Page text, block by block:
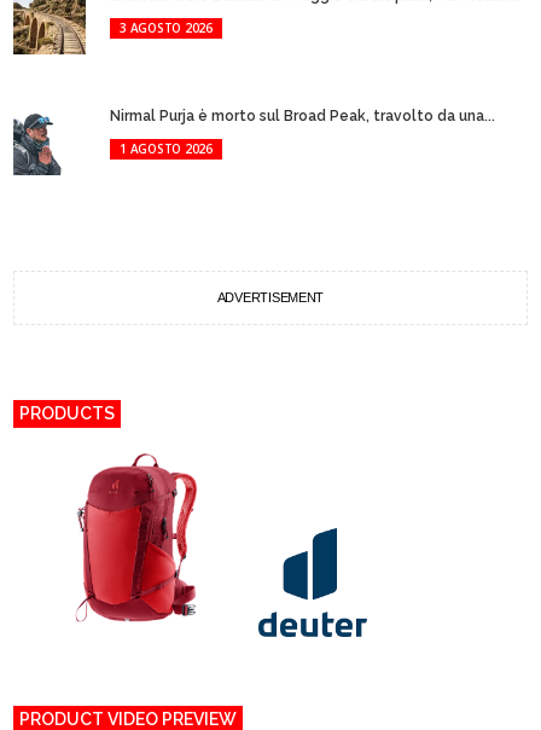
3 AGOSTO 2026
Nirmal Purja è morto sul Broad Peak, travolto da una...
1 AGOSTO 2026
ADVERTISEMENT
PRODUCTS
PRODUCT VIDEO PREVIEW